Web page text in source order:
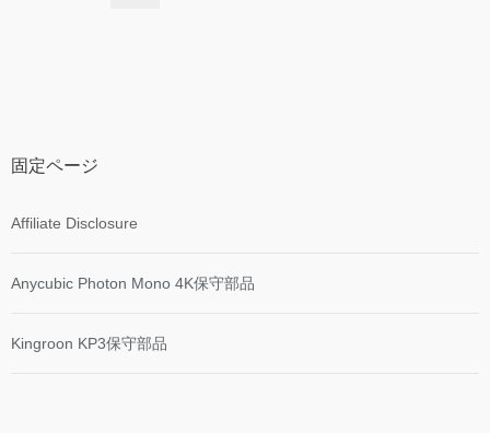
固定ページ
Affiliate Disclosure
Anycubic Photon Mono 4K保守部品
Kingroon KP3保守部品